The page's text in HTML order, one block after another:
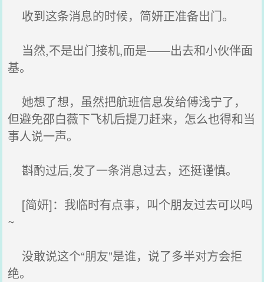
收到这条消息的时候，简妍正准备出门。
当然,不是出门接机,而是——出去和小伙伴面
基。
她想了想，虽然把航班信息发给傅浅宁了，
但避免邵白薇下飞机后提刀赶来，怎么也得和当
事人说一声。
斟酌过后,发了一条消息过去，还挺谨慎。
[简妍]：我临时有点事，叫个朋友过去可以吗
~
没敢说这个“朋友”是谁，说了多半对方会拒
绝。